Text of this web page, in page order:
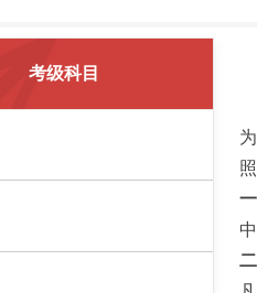
考级科目